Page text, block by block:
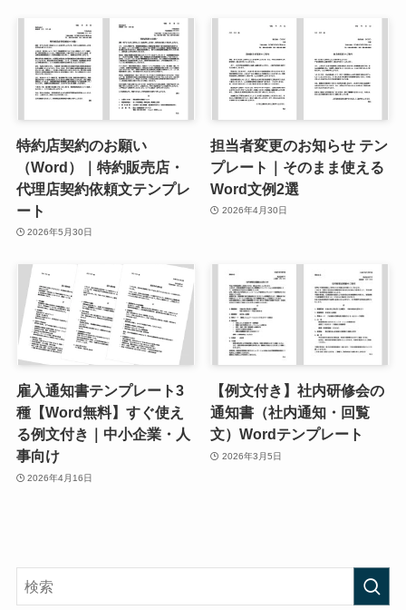
特約店契約のお願い
（Word）｜特約販売店・
代理店契約依頼文テンプレ
ート
2026年5月30日
担当者変更のお知らせ テン
プレート｜そのまま使える
Word文例2選
2026年4月30日
雇入通知書テンプレート3
種【Word無料】すぐ使え
る例文付き｜中小企業・人
事向け
2026年4月16日
【例文付き】社内研修会の
通知書（社内通知・回覧
文）Wordテンプレート
2026年3月5日